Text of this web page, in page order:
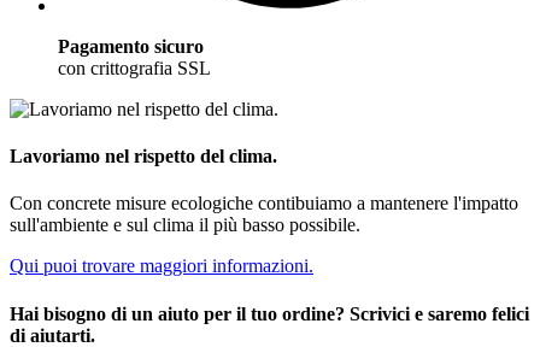
Pagamento sicuro
con crittografia SSL
Lavoriamo nel rispetto del clima.
Con concrete misure ecologiche contibuiamo a mantenere l'impatto
sull'ambiente e sul clima il più basso possibile.
Qui puoi trovare maggiori informazioni.
Hai bisogno di un aiuto per il tuo ordine? Scrivici e saremo felici
di aiutarti.